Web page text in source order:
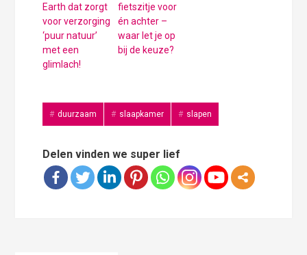
Earth dat zorgt
voor verzorging
‘puur natuur’
met een
glimlach!
fietszitje voor
én achter –
waar let je op
bij de keuze?
duurzaam slaapkamer slapen
Delen vinden we super lief